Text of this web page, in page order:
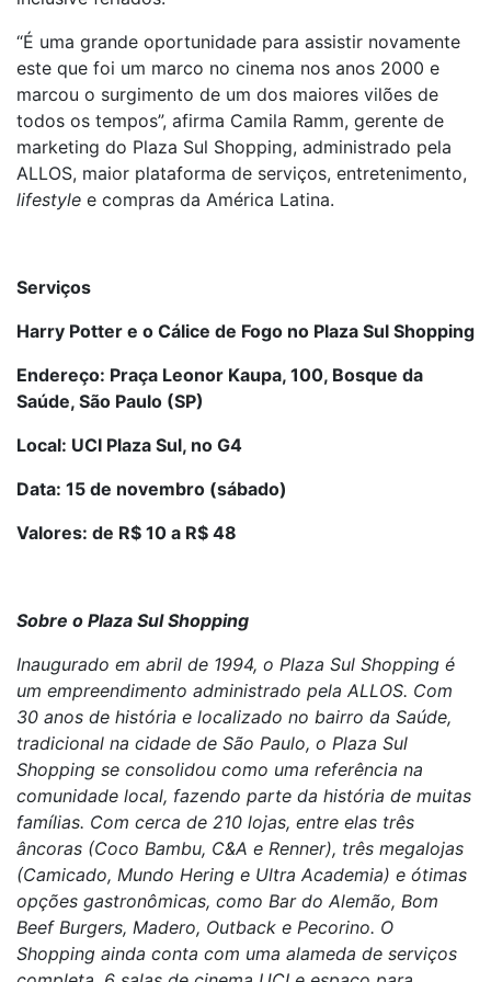
“É uma grande oportunidade para assistir novamente
este que foi um marco no cinema nos anos 2000 e
marcou o surgimento de um dos maiores vilões de
todos os tempos”, afirma Camila Ramm, gerente de
marketing do Plaza Sul Shopping, administrado pela
ALLOS, maior plataforma de serviços, entretenimento,
lifestyle e compras da América Latina.
Serviços
Harry Potter e o Cálice de Fogo no Plaza Sul Shopping
Endereço: Praça Leonor Kaupa, 100, Bosque da
Saúde, São Paulo (SP)
Local: UCI Plaza Sul, no G4
Data: 15 de novembro (sábado)
Valores: de R$ 10 a R$ 48
Sobre o Plaza Sul Shopping
Inaugurado em abril de 1994, o Plaza Sul Shopping é
um empreendimento administrado pela ALLOS. Com
30 anos de história e localizado no bairro da Saúde,
tradicional na cidade de São Paulo, o Plaza Sul
Shopping se consolidou como uma referência na
comunidade local, fazendo parte da história de muitas
famílias. Com cerca de 210 lojas, entre elas três
âncoras (Coco Bambu, C&A e Renner), três megalojas
(Camicado, Mundo Hering e Ultra Academia) e ótimas
opções gastronômicas, como Bar do Alemão, Bom
Beef Burgers, Madero, Outback e Pecorino. O
Shopping ainda conta com uma alameda de serviços